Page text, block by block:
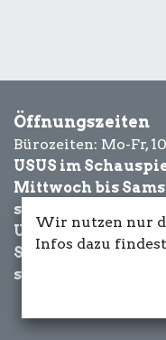
Öffnungszeiten
Bürozeiten: Mo-Fr,
USUS im
Mittwoch bis
sowie
USUS am Wasser:
Schönwetter-
sowie
Wir nutzen nur
Infos dazu